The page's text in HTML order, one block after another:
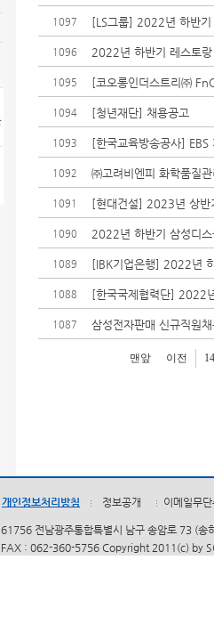
1097 [LS그룹] 2022년 하반기
1096 2022년 하반기 레스토
1095 [코오롱인더스트리㈜
1094 [청년재단] 채용공고
1093 [한국교육방송공사] EBS
1092 ㈜고려비엔피 화학품질
1091 [현대건설] 2023년 상반
1090 2022년 하반기 삼성디
1089 [IBK기업은행] 2022년
1088 [한국국
1087 삼성전자판매 신규직원
맨앞 이전
개인정보처리방침 정보공개 이메일무
61756 전남광주통합특별시 남구 송암로 73 (
FAX : 062-360-5756 Copyright 2011(c) by